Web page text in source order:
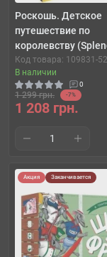
Роскошь. Детское
путешествие по
королевству
Код товара: 109831-52
В наличии
0
1 299 грн. -7%
1 208 грн.
Акция Заканчивается